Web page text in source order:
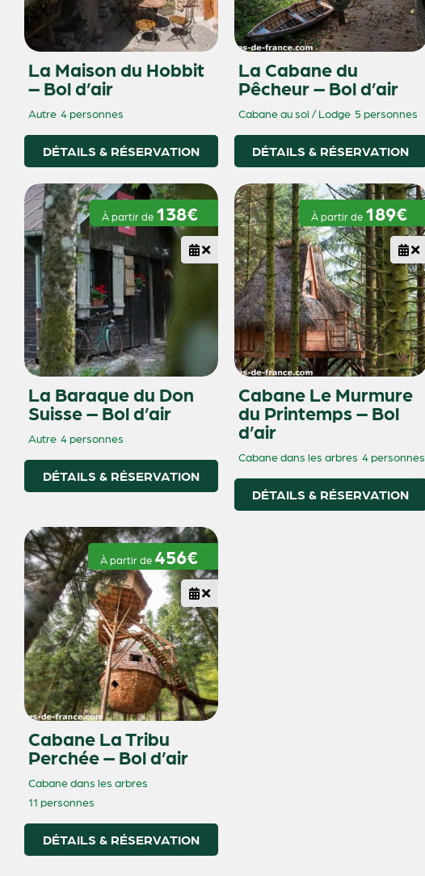
La Maison du Hobbit
– Bol d’air
Autre 4 personnes
DÉTAILS & RÉSERVATION
La Cabane du
Pêcheur – Bol d’air
Cabane au sol / Lodge 5 personnes
DÉTAILS & RÉSERVATION
À partir de 138€
La Baraque du Don
Suisse – Bol d’air
Autre 4 personnes
DÉTAILS & RÉSERVATION
À partir de 189€
Cabane Le Murmure
du Printemps – Bol
d’air
Cabane dans les arbres 4 personnes
DÉTAILS & RÉSERVATION
À partir de 456€
Cabane La Tribu
Perchée – Bol d’air
Cabane dans les arbres
11 personnes
DÉTAILS & RÉSERVATION